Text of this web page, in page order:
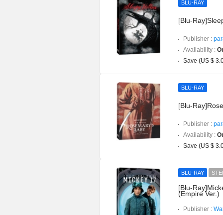
BLU-RAY
[Blu-
Publisher :
Availability :
Save (US $
BLU-RAY
[Blu-
Publisher :
Availability :
Save (US $
BLU-RAY
[Blu-
(Empire Ver.)
Publisher :